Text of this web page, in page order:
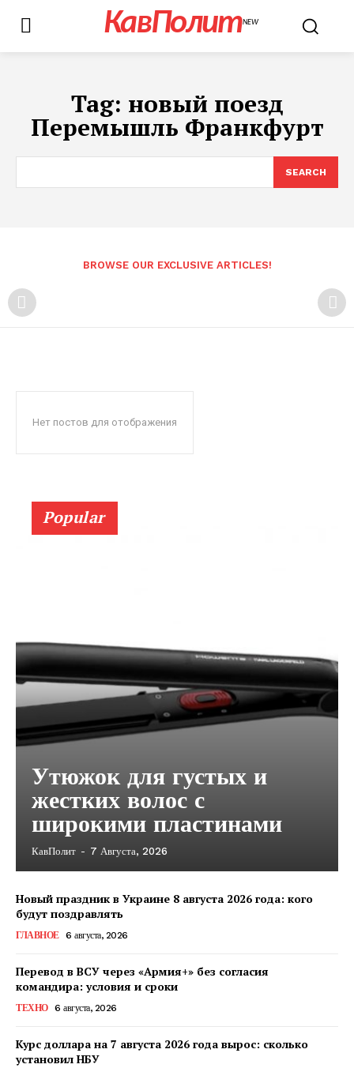
КавПолит
КавПолитNEW
Tag: новый поезд
Перемышль Франкфурт
SEARCH
BROWSE OUR EXCLUSIVE ARTICLES!
Нет постов для отображения
Popular
Утюжок для густых и
жестких волос с
широкими пластинами
КавПолит - 7 Августа, 2026
Новый праздник в Украине 8 августа 2026 года: кого
будут поздравлять
ГЛАВНОЕ 6 августа, 2026
Перевод в ВСУ через «Армия+» без согласия
командира: условия и сроки
ТЕХНО 6 августа, 2026
Курс доллара на 7 августа 2026 года вырос: сколько
установил НБУ